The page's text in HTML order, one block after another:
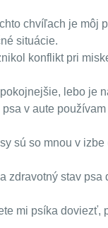
chvíľach je môj
situácie.
konflikt pri
lebo je
v aute
sú so mnou v
stav
mi psíka